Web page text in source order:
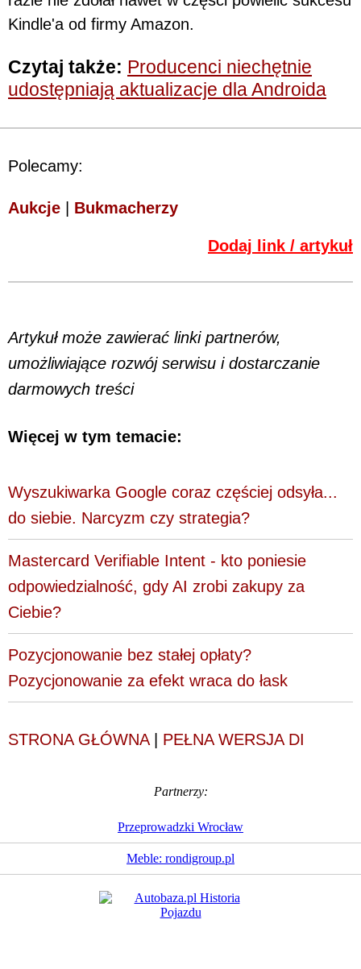
Kindle'a od firmy Amazon.
Czytaj także: Producenci niechętnie
udostępniają aktualizacje dla Androida
Polecamy:
Aukcje Bukmacherzy
Dodaj link / artykuł
Artykuł może zawierać linki partnerów,
umożliwiające rozwój serwisu i dostarczanie
darmowych treści
Więcej w tym temacie:
Wyszukiwarka Google coraz częściej odsyła...
do siebie. Narcyzm czy strategia?
Mastercard Verifiable Intent - kto poniesie
odpowiedzialność, gdy AI zrobi zakupy za
Ciebie?
Pozycjonowanie bez stałej opłaty?
Pozycjonowanie za efekt wraca do łask
STRONA GŁÓWNA| PEŁNA WERSJA DI
Partnerzy:
Przeprowadzki Wrocław
Meble: rondigroup.pl